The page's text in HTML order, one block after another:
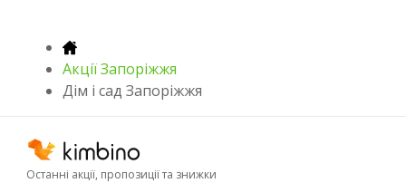
Акції Запоріжжя
Дім і сад Запоріжжя
Останні акції, пропозиції та знижки